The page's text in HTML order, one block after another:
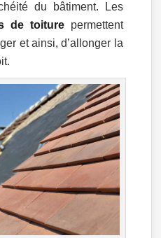
du bâtiment. Les
de toiturepermettent
et ainsi, d’allonger la